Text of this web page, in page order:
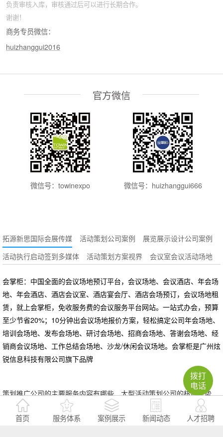
负责审核入库，审核通过后可以进行长期合作。
谢谢！
商务专员微信：
huizhanggui2016
官方微信
微信号：towinexpo 微信号：huizhanggui666
拓源新思国际会展传媒 活动策划公司案例
展览展示设计公司案例
活动执行启动签到多媒体
活动策划方案视界 会议室会议活动场地
会掌柜：中国全面的会议场地预订平台，会议场地、会议酒店、年会场
地、年会酒店、酒店会议室、酒店宴会厅、酒店会场预订，会议场地租
赁，就上会掌柜，免收服务费的会议服务平台网站。一站式办会，预算
至少节省20%；10分钟出会议场地报价方案，轻松搞定公司年会场地、
培训会场地、发布会场地、研讨会场地、招商会场地、答谢会场地、经
销商会议场地、工作总结会场地、沙龙/休闲会议场地。会掌柜是广州炫
锐信息科技有限公司旗下品牌
策划推广公司的主要服务内容有哪些
大型活动策划公司的核心优势
大型活动策划机构受欢迎的原因
查看更多>>
首页 服务体系 案例展示 新闻动态 人才招聘
拨打
电话